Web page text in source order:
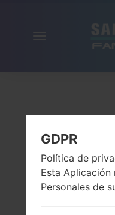
GDPR
Política de
Esta Aplicación
Personales de